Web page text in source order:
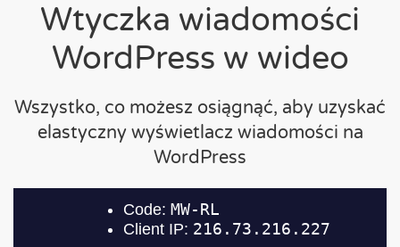
Wtyczka wiadomości
WordPress w wideo
Wszystko, co możesz osiągnąć, aby uzyskać
elastyczny wyświetlacz wiadomości na
WordPress